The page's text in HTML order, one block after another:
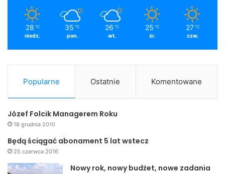
28 ℃
niedz.
35 ℃
pon.
26 ℃
wt.
25 ℃
śr.
27 ℃
czw.
Popularne Ostatnie Komentowane
Józef Folcik Managerem Roku
18 grudnia 2010
Będą ściągać abonament 5 lat wstecz
25 czerwca 2016
Nowy rok, nowy budżet, nowe zadania